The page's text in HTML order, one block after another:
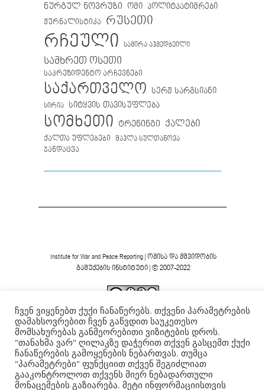
ნურგულ ნოვრუზი ომი პოლიტპატიმრები
ჟურნალისტიკა
რუსეთი
რჩეული სამირა აჰმედბეილი
სამხრეთ ოსეთი
საპრეზიდენტო არჩევნები
საქართველო სერჟ სარგსიანი
სირია სიტყვის თავისუფლება
სომხეთი ტრენინგი ქალები
ქალთა უფლებები შაჰლა სულთანოვა
ჯანდაცვა
Institute for War and Peace Reporting| ომისა და მშვიდობის
გაშუქების ინსტიტუტი| © 2007-2022
ვებგვერდის ფორმა და შინაარსი დაცულიაCreative
Commons-ის არაკომერციული 4.0 საერთაშორისო
ლიცენზიის ფარგლებში.
ჩვენ ვიყენებთ ქუქი ჩანაწერებს. თქვენი პარამეტრების
დამახსოვრებით ჩვენ გაწვდით საუკეთესო
მომსახურებას განმეორებითი ვიზიტების დროს.
"თანახმა ვარ" ღილაკზე დაჭერით თქვენ გასცემთ ქუქი
ჩანაწერების გამოყენების ნებართვას. თუმცა
"პარამეტრები" ფუნქციით თქვენ შეგიძლიათ
გააკონტროლოთ თქვენს მიერ ნებადართული
მონაცემების გაზიარება. მეტი ინფორმაციისთვის